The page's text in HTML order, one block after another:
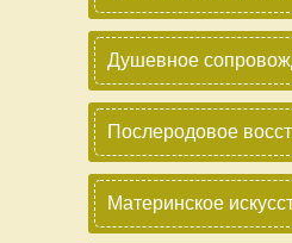
Душевное
Послеродовое
Материнское